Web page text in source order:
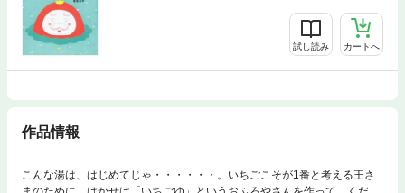
試し読み カートへ
作品情報
こんな湯は、はじめてじゃ・・・・・・。いちごこそが1番と考える王さ